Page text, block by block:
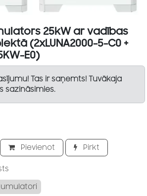
25kW ar vadības
(2xLUNA2000-5-C0 +
E0)
Tas ir saņemts! Tuvākaja
sazināsimies.
Pievienot Pirkt